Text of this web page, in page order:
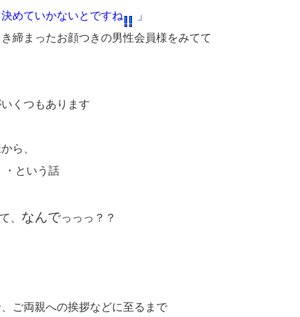
めていかないとですね
」
締まったお顔つきの男性会員様をみてて
くつもあります
ら、
・という話
、 なんでっっっ？？
ご両親への挨拶などに至るまで